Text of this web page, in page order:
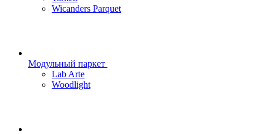
Wicanders Parquet
Модульный паркет
Lab Arte
Woodlight